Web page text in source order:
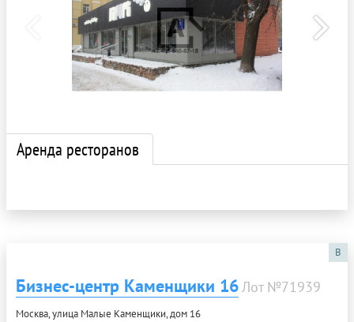
Аренда ресторанов
B
Бизнес-центр Каменщики 16Лот №71939
Москва, улица Малые Каменщики, дом 16